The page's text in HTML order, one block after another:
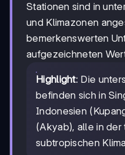
Stationen sind in
und Klimazonen
bemerkenswerten
aufgezeichneten
Highlight: Die
befinden sich in
Indonesien
(Akyab), alle in
subtropischen